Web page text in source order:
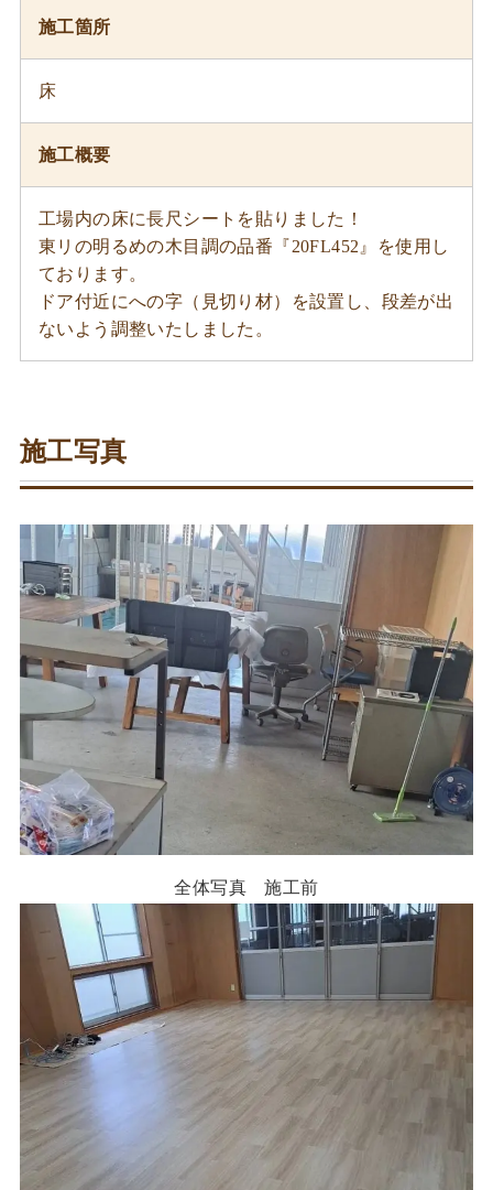
施工箇所
床
施工概要
工場内の床に長尺シートを貼りました！
東リの明るめの木目調の品番『20FL452』を使用し
ております。
ドア付近にへの字（見切り材）を設置し、段差が出
ないよう調整いたしました。
施工写真
全体写真 施工前